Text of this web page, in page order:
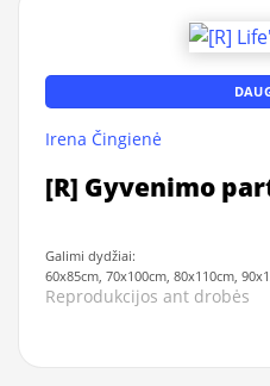
Irena Čingienė
[R] Gyvenimo
Galimi dydžiai:
60x85cm, 70x100cm, 80x110cm,
Reprodukcijos ant drobės